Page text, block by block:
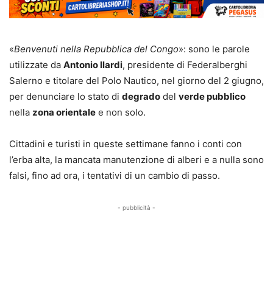
«Benvenuti nella Repubblica del Congo»: sono le parole
utilizzate da Antonio Ilardi, presidente di Federalberghi
Salerno e titolare del Polo Nautico, nel giorno del 2 giugno,
per denunciare lo stato di degrado del verde pubblico
nella zona orientale e non solo.
Cittadini e turisti in queste settimane fanno i conti con
l’erba alta, la mancata manutenzione di alberi e a nulla sono
falsi, fino ad ora, i tentativi di un cambio di passo.
- pubblicità -